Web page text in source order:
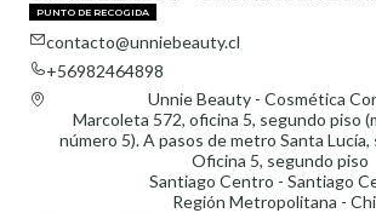
PUNTO DE RECOGIDA
contacto@unniebeauty.cl
+56982464898
Unnie Beauty - Cosmética
Marcoleta 572, oficina 5, segundo piso
número 5). A pasos de metro Santa Lucía,
Oficina 5, segundo piso
Santiago Centro - Santiago
Región Metropolitana -